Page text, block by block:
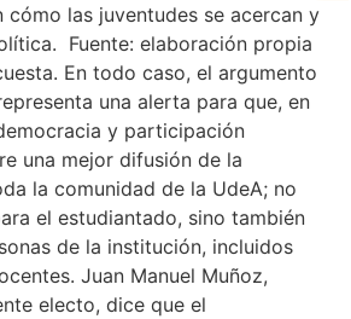
cómo las juventudes se acercan y
Fuente: elaboración propia
En todo caso, el argumento
una alerta para que, en
y participación
una mejor difusión de la
la comunidad de la UdeA; no
el estudiantado, sino también
de la institución, incluidos
Juan Manuel Muñoz,
electo, dice que el